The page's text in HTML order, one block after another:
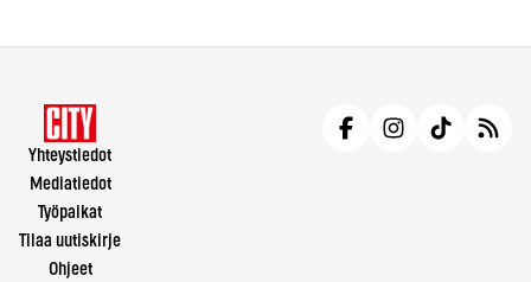
Yhteystiedot
Mediatiedot
Työpaikat
Tilaa uutiskirje
Ohjeet